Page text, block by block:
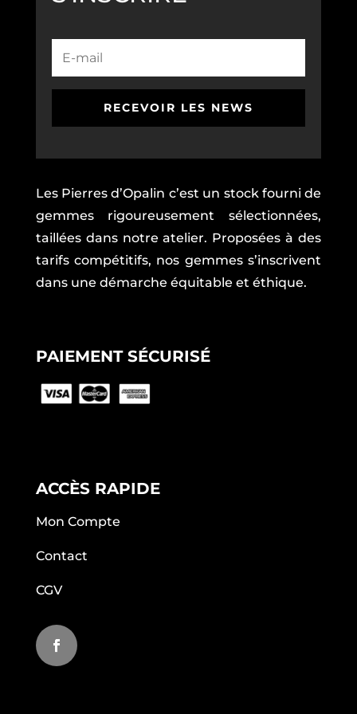
1
990,00€.
RECEVOIR LES NEWS
Les Pierres d’Opalin c’est un stock fourni de
gemmes rigoureusement sélectionnées,
taillées dans notre atelier. Proposées à des
tarifs compétitifs, nos gemmes s’inscrivent
dans une démarche équitable et éthique.
PAIEMENT SÉCURISÉ
ACCÈS RAPIDE
Mon Compte
Contact
CGV